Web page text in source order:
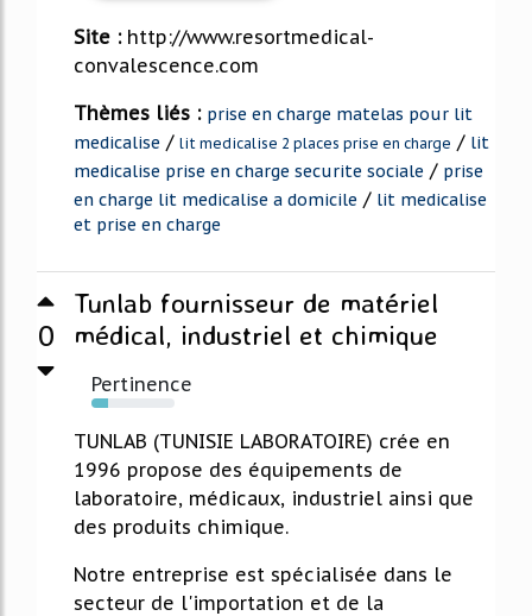
Site : http://www.resortmedical-
convalescence.com
Thèmes liés : prise en charge matelas pour lit
medicalise / lit medicalise 2 places prise en charge / lit
medicalise prise en charge securite sociale / prise
en charge lit medicalise a domicile / lit medicalise
et prise en charge
0
Tunlab fournisseur de matériel
médical, industriel et chimique
Pertinence
20%
TUNLAB (TUNISIE LABORATOIRE) crée en
1996 propose des équipements de
laboratoire, médicaux, industriel ainsi que
des produits chimique.
Notre entreprise est spécialisée dans le
secteur de l'importation et de la